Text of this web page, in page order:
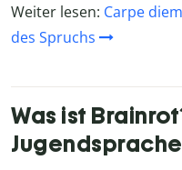
Weiter lesen: Carpe
des Spruchs
Was ist
Jugendsprache